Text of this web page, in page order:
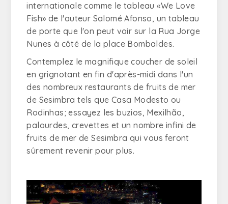
internationale comme le tableau «We Love
Fish» de l'auteur Salomé Afonso, un tableau
de porte que l'on peut voir sur la Rua Jorge
Nunes à côté de la place Bombaldes.
Contemplez le magnifique coucher de soleil
en grignotant en fin d'après-midi dans l'un
des nombreux restaurants de fruits de mer
de Sesimbra tels que Casa Modesto ou
Rodinhas; essayez les buzios, Mexilhão,
palourdes, crevettes et un nombre infini de
fruits de mer de Sesimbra qui vous feront
sûrement revenir pour plus.